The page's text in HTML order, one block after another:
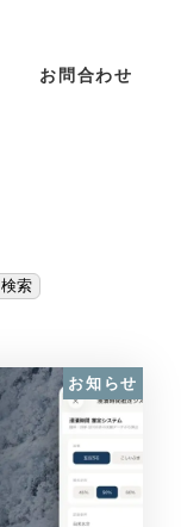
お問合わせ
検索
お知らせ